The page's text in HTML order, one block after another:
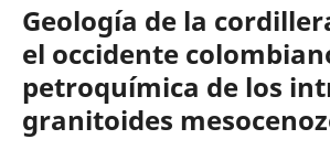
Geología de la
el occidente
petroquímica de los
granitoides